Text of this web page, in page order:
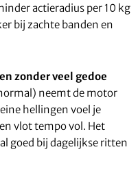
actieradius per 10 kg
bij zachte banden en
zonder veel gedoe
neemt de motor
hellingen voel je
vlot tempo vol. Het
goed bij dagelijkse ritten